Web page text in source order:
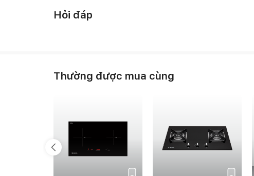
Hỏi đáp
Thường được mua cùng